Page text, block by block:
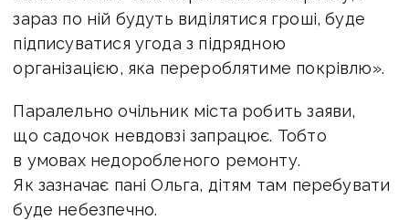
зараз по ній будуть виділятися гроші, буде
підписуватися угода з підрядною
організацією, яка перероблятиме покрівлю».
Паралельно очільник міста робить заяви,
що садочок невдовзі запрацює. Тобто
в умовах недоробленого ремонту.
Як зазначає пані Ольга, дітям там перебувати
буде небезпечно.